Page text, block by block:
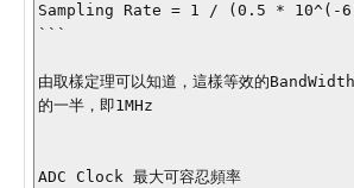
Sampling Rate = 1 / (0.5 * 10^(-
```
由取樣定理可以知道，這樣等效的
的一半，即1MHz
ADC Clock 最大可容忍頻率